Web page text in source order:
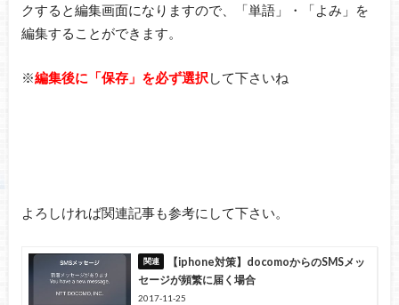
クすると編集画面になりますので、「単語」・「よみ」を
編集することができます。
※編集後に「保存」を必ず選択 して下さいね
よろしければ関連記事も参考にして下さい。
【iphone対策】docomoからのSMSメッ
セージが頻繁に届く場合
2017-11-25